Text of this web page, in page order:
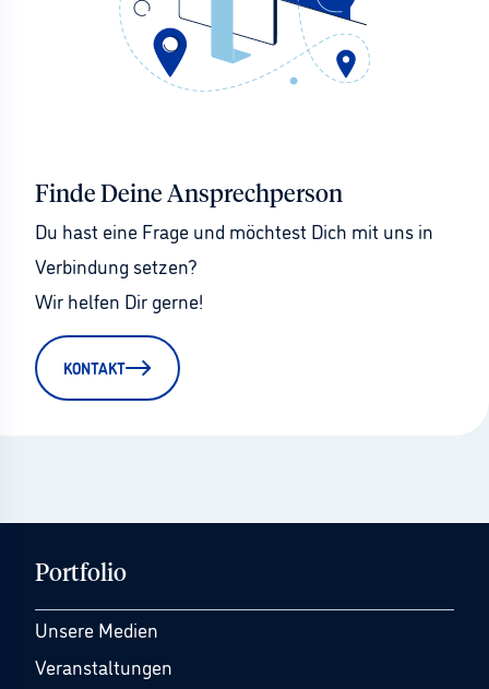
Finde Deine Ansprechperson
Du hast eine Frage und möchtest Dich mit uns in
Verbindung setzen?
Wir helfen Dir gerne!
KONTAKT
Portfolio
Unsere Medien
Veranstaltungen